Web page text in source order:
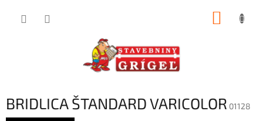
BRIDLICA ŠTANDARD VARICOLOR 01128